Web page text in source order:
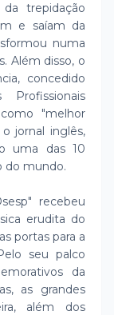
trepidação
e saíam da
numa
Além disso, o
concedido
"melhor
jornal inglês,
uma das 10
do mundo.
recebeu
erudita do
portas para a
seu palco
da
as grandes
além dos